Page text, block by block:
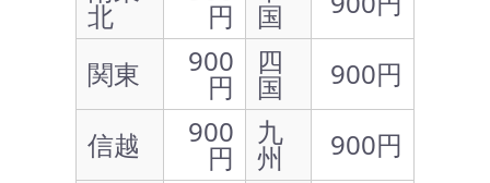
北 円 国
関東
900
円
四
国
900円
信越
900
円
九
州
900円